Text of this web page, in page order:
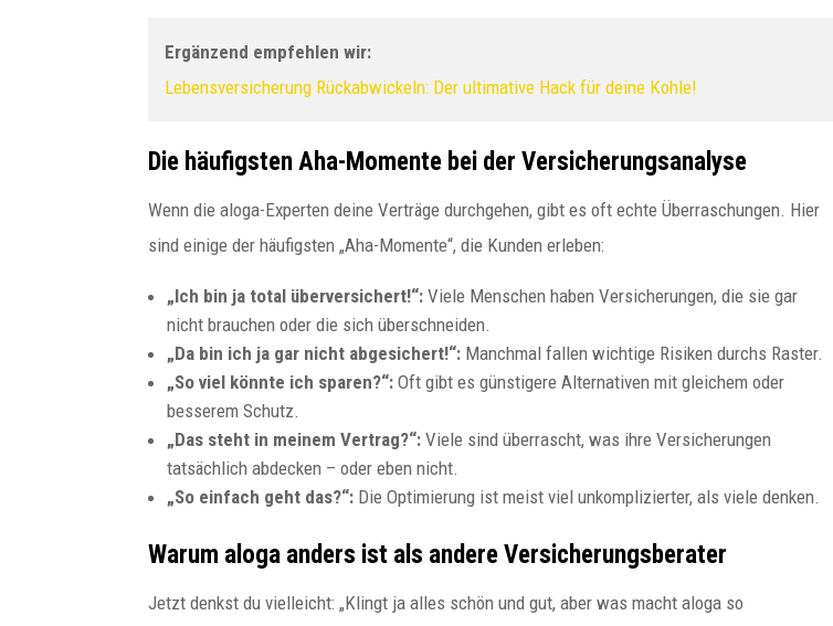
Ergänzend empfehlen wir:
Lebensversicherung Rückabwickeln: Der ultimative Hack für deine Kohle!
Die häufigsten Aha-Momente bei der Versicherungsanalyse
Wenn die aloga-Experten deine Verträge durchgehen, gibt es oft echte Überraschungen. Hier
sind einige der häufigsten „Aha-Momente“, die Kunden erleben:
„Ich bin ja total überversichert!“: Viele Menschen haben Versicherungen, die sie gar
nicht brauchen oder die sich überschneiden.
„Da bin ich ja gar nicht abgesichert!“: Manchmal fallen wichtige Risiken durchs Raster.
„So viel könnte ich sparen?“: Oft gibt es günstigere Alternativen mit gleichem oder
besserem Schutz.
„Das steht in meinem Vertrag?“: Viele sind überrascht, was ihre Versicherungen
tatsächlich abdecken – oder eben nicht.
„So einfach geht das?“: Die Optimierung ist meist viel unkomplizierter, als viele denken.
Warum aloga anders ist als andere Versicherungsberater
Jetzt denkst du vielleicht: „Klingt ja alles schön und gut, aber was macht aloga so